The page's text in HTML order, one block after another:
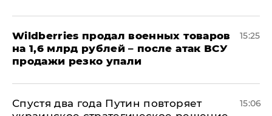
​Wildberries продал военных товаров
на 1,6 млрд рублей – после атак ВСУ
продажи резко упали
15:25
Спустя два года Путин повторяет
15:06